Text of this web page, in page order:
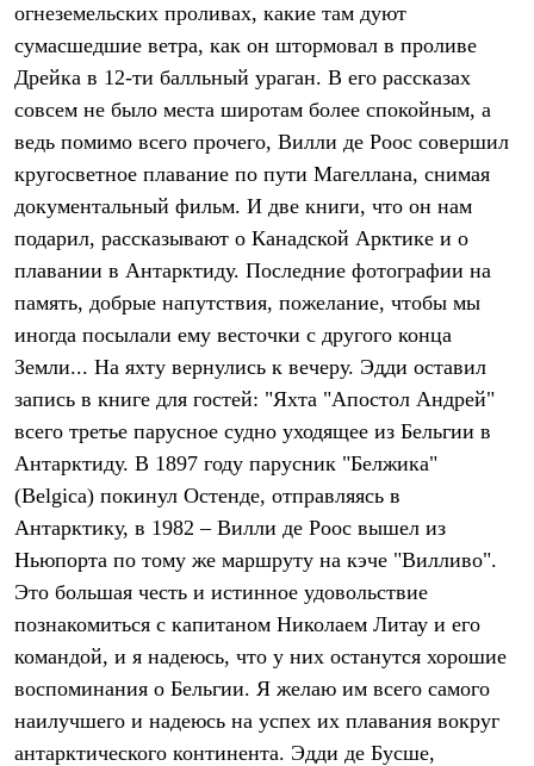
Ботинки
Мужская обувь
Ботинки
Кроссовки
Сапоги
Гамаши
Бахилы
Тапочки и чуни
Тапочки
Чуни
Уход за обувью
Головные уборы
Шапки
Кепки и бейсболки
Повязки
Шарфы
Панамы
Перчатки и рукавицы
Перчатки
Рукавицы
Носки
Полезные аксессуары
Шевроны
Опушки
Уход за одеждой
В Арктику
огнеземельских проливах, какие там дуют
сумасшедшие ветра, как он штормовал в проливе
Дрейка в 12-ти балльный ураган. В его рассказах
совсем не было места широтам более спокойным, а
ведь помимо всего прочего, Вилли де Роос совершил
кругосветное плавание по пути Магеллана, снимая
документальный фильм. И две книги, что он нам
подарил, рассказывают о Канадской Арктике и о
плавании в Антарктиду. Последние фотографии на
память, добрые напутствия, пожелание, чтобы мы
иногда посылали ему весточки с другого конца
Земли... На яхту вернулись к вечеру. Эдди оставил
запись в книге для гостей: "Яхта "Апостол Андрей"
всего третье парусное судно уходящее из Бельгии в
Антарктиду. В 1897 году парусник "Белжика"
(Belgica) покинул Остенде, отправляясь в
Антарктику, в 1982 – Вилли де Роос вышел из
Ньюпорта по тому же маршруту на кэче "Вилливо".
Это большая честь и истинное удовольствие
познакомиться с капитаном Николаем Литау и его
командой, и я надеюсь, что у них останутся хорошие
воспоминания о Бельгии. Я желаю им всего самого
наилучшего и надеюсь на успех их плавания вокруг
антарктического континента. Эдди де Бусше,